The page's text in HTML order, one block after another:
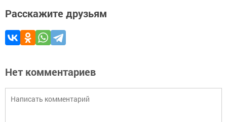
Расскажите друзьям
Нет комментариев